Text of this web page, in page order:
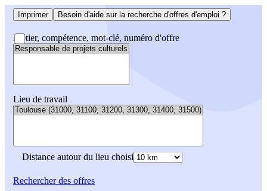
Imprimer Besoin d'aide sur la recherche d'offres d'emploi ?
Métier, compétence, mot-clé, numéro d'offre
Lieu de travail
Distance autour du lieu choisi
Rechercherdes offres